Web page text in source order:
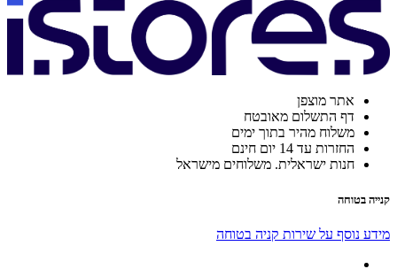
אתר מוצפן
דף התשלום מאובטח
משלוח מהיר בתוך ימים
החזרות עד 14 יום חינם
חנות ישראלית. משלוחים מישראל
קנייה בטוחה
מידע נוסף על שירות קניה בטוחה